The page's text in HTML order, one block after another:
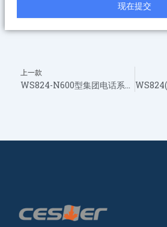
现在提交
Prev
上一款
WS824-N600型集团电话系统 (老款)